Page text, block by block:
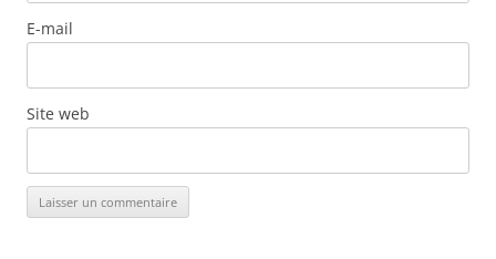
E-mail
Site web